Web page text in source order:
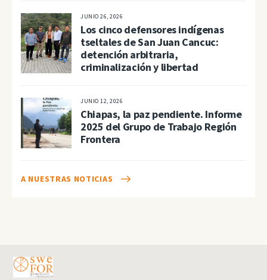
JUNIO 26, 2026
Los cinco defensores indígenas
tseltales de San Juan Cancuc:
detención arbitraria,
criminalización y libertad
JUNIO 12, 2026
Chiapas, la paz pendiente. Informe
2025 del Grupo de Trabajo Región
Frontera
A NUESTRAS NOTICIAS